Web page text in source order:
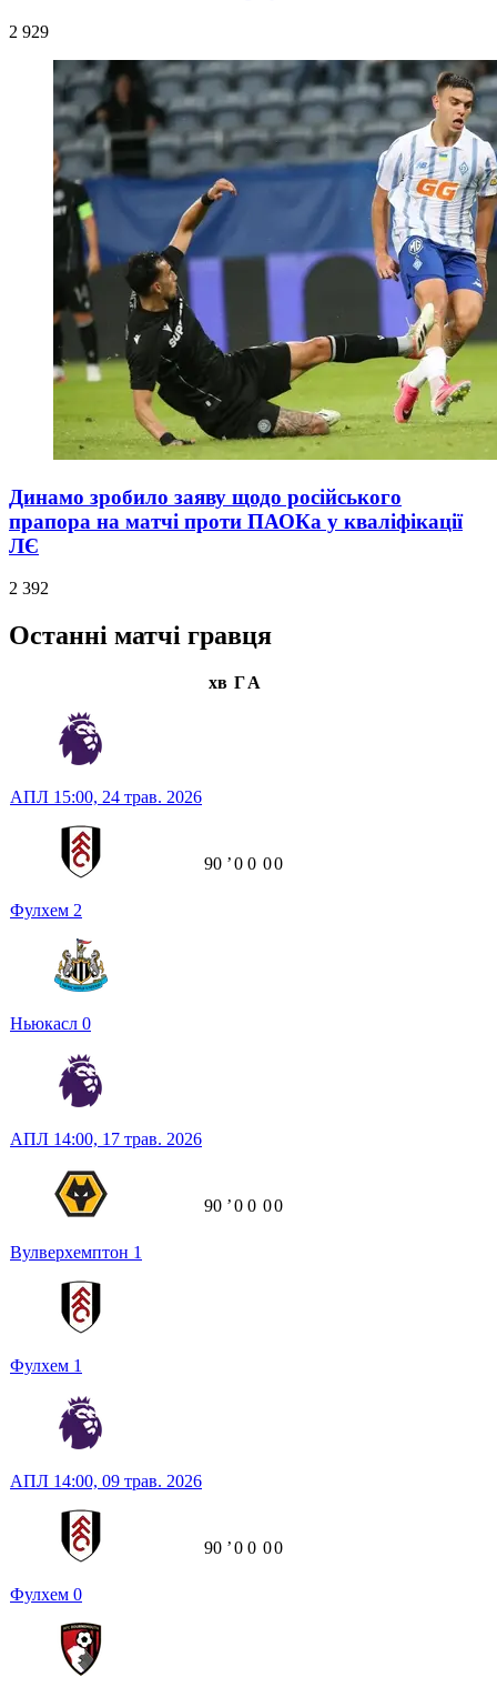
2 929
Динамо зробило заяву щодо російського
прапора на матчі проти ПАОКа у кваліфікації
ЛЄ
2 392
Останні матчі гравця
хв ГА
АПЛ 15:00, 24 трав. 2026
Фулхем 2
Ньюкасл 0
90 ʼ0 0 00
АПЛ 14:00, 17 трав. 2026
Вулверхемптон 1
Фулхем 1
90 ʼ0 0 00
АПЛ 14:00, 09 трав. 2026
Фулхем 0
90 ʼ0 0 00